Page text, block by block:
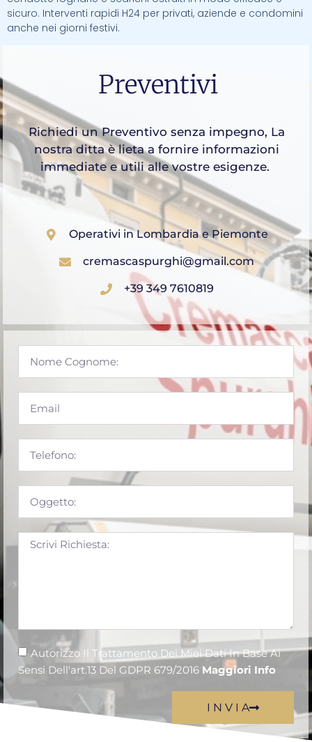
sicuro. Interventi rapidi H24 per privati, aziende e condomini
anche nei giorni festivi.
Preventivi
Richiedi un Preventivo senza impegno, La
nostra ditta è lieta a fornire informazioni
immediate e utili alle vostre esigenze.
Operativi in Lombardia e Piemonte
cremascaspurghi@gmail.com
+39 349 7610819
Autorizzo Il Trattamento Dei Miei Dati In Base Ai
Sensi Dell'art.13 Del GDPR 679/2016 Maggiori Info
I N V I A